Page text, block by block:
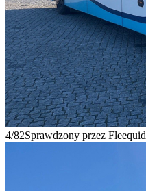
4/82Sprawdzony przez Fleequid